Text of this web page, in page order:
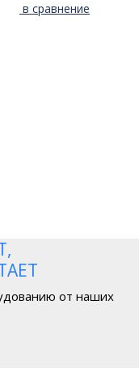
в сравнение
от наших